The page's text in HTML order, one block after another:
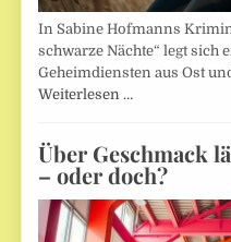
In Sabine Hofmanns
schwarze Nächte“ legt sich
Geheimdiensten aus Ost
Weiterlesen …
Über Geschmack
– oder doch?